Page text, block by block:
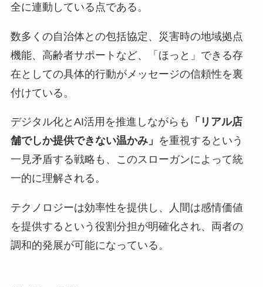
全に連動している点である。
数多くの自治体との包括協定、災害時の地域拠点
機能、高齢者サポートなど、「ほっと」できる存
在としての具体的行動がメッセージの信頼性を裏
付けている。
デジタル化とAI活用を推進しながらも
「リアル店
舗でしか提供できない温かみ」 を重視するという
一見矛盾する戦略も、このスローガンによって統
一的に理解される。
テクノロジーは効率性を提供し、人間は感情価値
を提供するという役割分担が明確化され、両者の
調和的発展が可能になっている。